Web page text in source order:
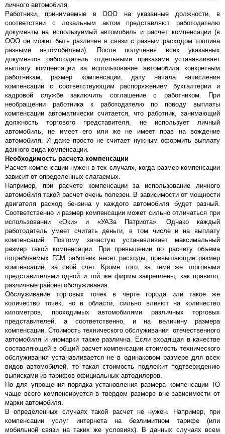
личного автомобиля.
Работники, принимаемые в ООО на указанные должности, в
соответствии с локальным актом представляют работодателю
документы на используемый автомобиль и расчет компенсации (в
ООО он может быть различен в связи с разным расходом топлива
разными автомобилями). После получения всех указанных
документов работодатель отдельными приказами устанавливает
выплату компенсации за использование автомобиля конкретным
работникам, размер компенсации, дату начала начисления
компенсации с соответствующим распоряжением бухгалтерии и
кадровой службе заключить соглашение с работником. При
необращении работника к работодателю по поводу выплаты
компенсации автоматически считается, что работник, занимающий
должность торгового представителя, не использует личный
автомобиль, не имеет его или же не имеет прав на вождение
автомобиля. И даже просто не считает нужным оформить выплату
данного вида компенсации.
Необходимость расчета компенсации
Расчет компенсации нужен в тех случаях, когда размер компенсации
зависит от определенных слагаемых.
Например, при расчете компенсации за использование личного
автомобиля такой расчет очень полезен. В зависимости от мощности
двигателя расход бензина у каждого автомобиля будет разный.
Соответственно и размер компенсации может сильно отличаться при
использовании «Оки» и «УАЗа Патриота». Однако каждый
работодатель умеет считать деньги, в том числе и на выплату
компенсаций. Поэтому зачастую устанавливает максимальный
размер такой компенсации. При превышении по расчету объема
потребляемых ГСМ работник несет расходы, превышающие размер
компенсации, за свой счет. Кроме того, за теми же торговыми
представителями одной и той же фирмы закреплены, как правило,
различные районы обслуживания.
Обслуживание торговых точек в черте города или такое же
количество точек, но в области, сильно влияют на количество
километров, проходимых автомобилями различных торговых
представителей, а соответственно, и на величину размера
компенсации. Стоимость технического обслуживания отечественного
автомобиля и иномарки также различна. Если входящая в качестве
составляющей в общий расчет компенсации стоимость технического
обслуживания устанавливается не в одинаковом размере для всех
видов автомобилей, то такая стоимость подлежит подтверждению
выписками из тарифов официальных автодилеров.
Но для упрощения порядка установления размера компенсации ТО
чаще всего компенсируется в твердом размере вне зависимости от
марки автомобиля.
В определенных случаях такой расчет не нужен. Например, при
компенсации услуг интернета на безлимитном тарифе (или
мобильной связи на таких же условиях). В данных случаях всем